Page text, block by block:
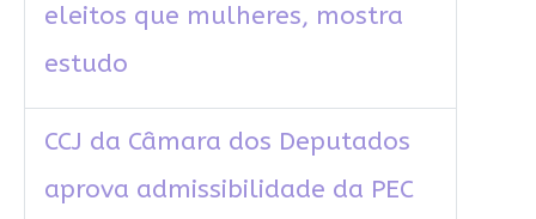
eleitos que mulheres, mostra
estudo
CCJ da Câmara dos Deputados
aprova admissibilidade da PEC